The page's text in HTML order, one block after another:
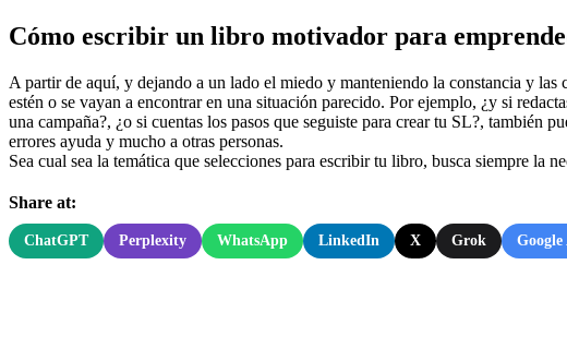
Cómo escribir un libro motivador para
A partir de aquí, y dejando a un lado el miedo y manteniendo la constancia y
estén o se vayan a encontrar en una situación parecido. Por ejemplo, ¿y si
una campaña?, ¿o si cuentas los pasos que seguiste para crear tu SL?, también
errores ayuda y mucho a otras personas.
Sea cual sea la temática que selecciones para escribir tu libro, busca siempre la
Share at:
ChatGPT Perplexity WhatsApp LinkedIn X Grok Google